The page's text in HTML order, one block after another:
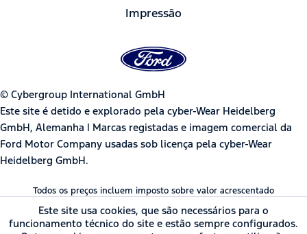
Impressão
© Cybergroup International GmbH
Este site é detido e explorado pela cyber-Wear Heidelberg
GmbH, Alemanha | Marcas registadas e imagem comercial da
Ford Motor Company usadas sob licença pela cyber-Wear
Heidelberg GmbH.
Todos os preços incluem imposto sobre valor acrescentado
Este site usa cookies, que são necessários para o
funcionamento técnico do site e estão sempre configurados.